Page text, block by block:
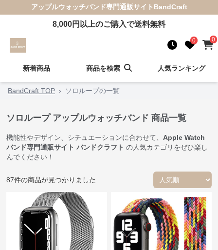
アップルウォッチバンド専門通販サイト BandCraft
8,000円以上のご購入で送料無料
0 0
新着商品 商品を検索 人気ランキング
BandCraft TOP › ソロループの一覧
ソロループ アップルウォッチバンド 商品一覧
機能性やデザイン、シチュエーションに合わせて、 Apple Watch
バンド専門通販サイト バンドクラフト の人気カテゴリをぜひ楽し
んでください！
87件の商品が見つかりました